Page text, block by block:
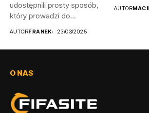
udostępnili prosty sposób,
który prowadzi do
AUTORFRANEK 23/03/2025
AUTOR
O NAS